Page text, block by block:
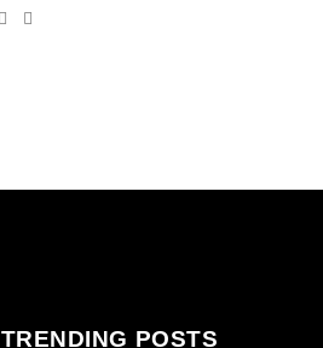
TRENDING POSTS